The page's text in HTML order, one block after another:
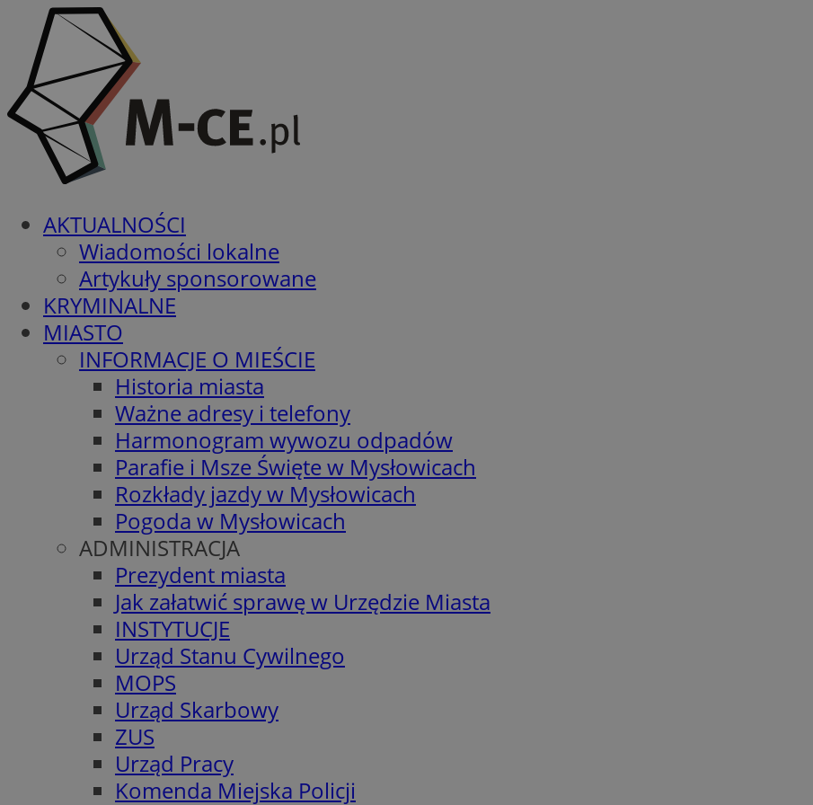
AKTUALNOŚCI
Wiadomości lokalne
Artykuły sponsorowane
KRYMINALNE
MIASTO
INFORMACJE O MIEŚCIE
Historia miasta
Ważne adresy i telefony
Harmonogram wywozu odpadów
Parafie i Msze Święte w Mysłowicach
Rozkłady jazdy w Mysłowicach
Pogoda w Mysłowicach
ADMINISTRACJA
Prezydent miasta
Jak załatwić sprawę w Urzędzie Miasta
INSTYTUCJE
Urząd Stanu Cywilnego
MOPS
Urząd Skarbowy
ZUS
Urząd Pracy
Komenda Miejska Policji